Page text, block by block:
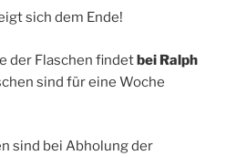
sich dem Ende!
der Flaschen findetbei Ralph
sind für eine Woche
sind bei Abholung der